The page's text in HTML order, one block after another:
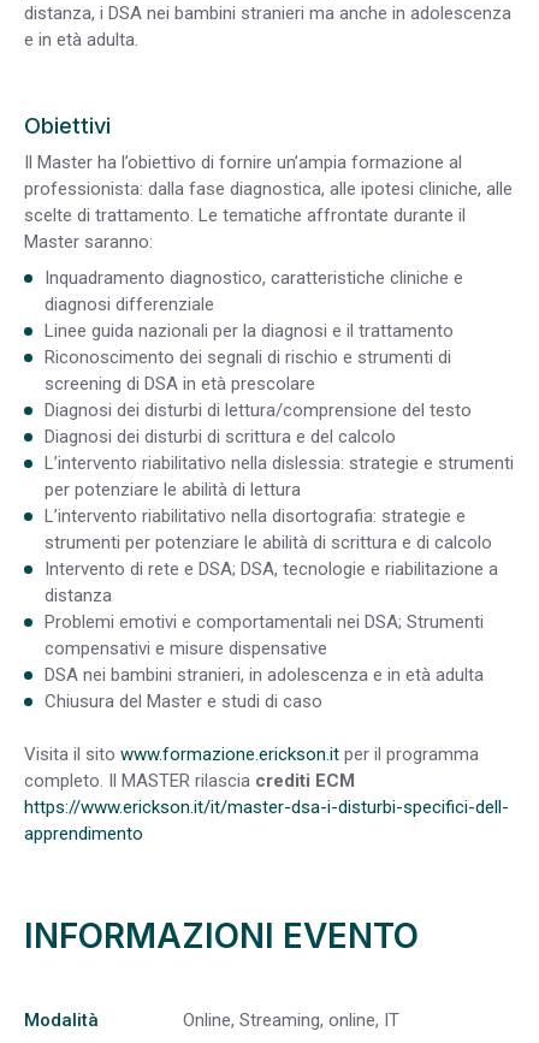
distanza, i DSA nei bambini stranieri ma anche in adolescenza
e in età adulta.
Obiettivi
Il Master ha l’obiettivo di fornire un’ampia formazione al
professionista: dalla fase diagnostica, alle ipotesi cliniche, alle
scelte di trattamento. Le tematiche affrontate durante il
Master saranno:
Inquadramento diagnostico, caratteristiche cliniche e
diagnosi differenziale
Linee guida nazionali per la diagnosi e il trattamento
Riconoscimento dei segnali di rischio e strumenti di
screening di DSA in età prescolare
Diagnosi dei disturbi di lettura/comprensione del testo
Diagnosi dei disturbi di scrittura e del calcolo
L’intervento riabilitativo nella dislessia: strategie e strumenti
per potenziare le abilità di lettura
L’intervento riabilitativo nella disortografia: strategie e
strumenti per potenziare le abilità di scrittura e di calcolo
Intervento di rete e DSA; DSA, tecnologie e riabilitazione a
distanza
Problemi emotivi e comportamentali nei DSA; Strumenti
compensativi e misure dispensative
DSA nei bambini stranieri, in adolescenza e in età adulta
Chiusura del Master e studi di caso
Visita il sito www.formazione.erickson.it per il programma
completo. Il MASTER rilascia crediti ECM
https://www.erickson.it/it/master-dsa-i-disturbi-specifici-dell-
apprendimento
INFORMAZIONI EVENTO
Modalità Online, Streaming, online, IT